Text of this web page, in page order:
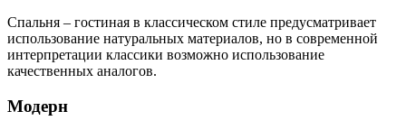
Спальня – гостиная в классическом стиле предусматривает
использование натуральных материалов, но в современной
интерпретации классики возможно использование
качественных аналогов.
Модерн